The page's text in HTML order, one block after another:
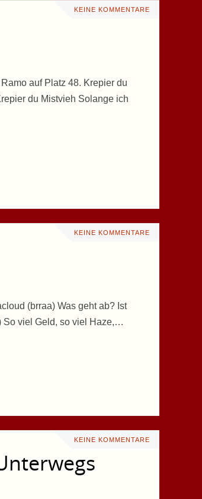
KEINE KOMMENTARE
auf Platz 48. Krepier du
du Mistvieh Solange ich
KEINE KOMMENTARE
(brraa) Was geht ab? Ist
So viel Geld, so viel Haze,…
KEINE KOMMENTARE